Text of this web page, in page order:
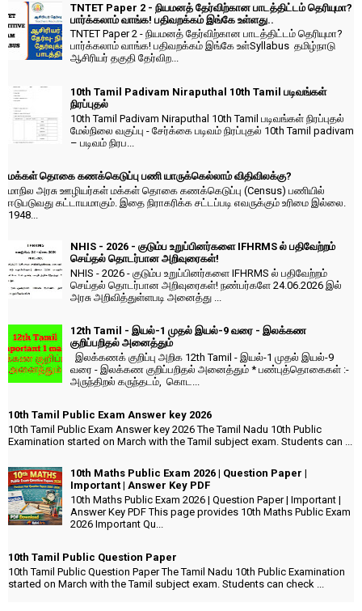
TNTET Paper 2 - நியமனத் தேர்விற்கான பாடத்திட்டம் தெரியுமா?
பார்க்கலாம் வாங்க! பதிவறக்கம் இங்கே உள்ளது..
TNTET Paper 2 - நியமனத் தேர்விற்கான பாடத்திட்டம் தெரியுமா?
பார்க்கலாம் வாங்க! பதிவறக்கம் இங்கே உள்Syllabus தமிழ்நாடு
ஆசிரியர் தகுதி தேர்விற...
10th Tamil Padivam Niraputhal 10th Tamil படிவங்கள்
நிரப்புதல்
10th Tamil Padivam Niraputhal 10th Tamil படிவங்கள் நிரப்புதல்
மேல்நிலை வகுப்பு - சேர்க்கை படிவம் நிரப்புதல் 10th Tamil padivam
– படிவம் நிரப...
மக்கள் தொகை கணக்கெடுப்பு பணி யாருக்கெல்லாம் விதிவிலக்கு?
மாநில அரசு ஊழியர்கள் மக்கள் தொகை கணக்கெடுப்பு (Census) பணியில்
ஈடுபடுவது கட்டாயமாகும். இதை நிராகரிக்க சட்டப்படி எவருக்கும் உரிமை இல்லை.
1948...
NHIS - 2026 - குடும்ப உறுப்பினர்களை IFHRMS ல் பதிவேற்றம்
செய்தல் தொடர்பான அறிவுரைகள்!
NHIS - 2026 - குடும்ப உறுப்பினர்களை IFHRMS ல் பதிவேற்றம்
செய்தல் தொடர்பான அறிவுரைகள்! நண்பர்களே 24.06.2026 இல்
அரசு அறிவித்துள்ளபடி அனைத்து ...
12th Tamil - இயல்-1 முதல் இயல்-9 வரை - இலக்கண
குறிப்பறிதல் அனைத்தும்
இலக்கணக் குறிப்பு அறிக 12th Tamil - இயல்-1 முதல் இயல்-9
வரை - இலக்கண குறிப்பறிதல் அனைத்தும் * பண்புத்தொகைகள் :-
அருந்திறல் கருந்தடம், கொட...
10th Tamil Public Exam Answer key 2026
10th Tamil Public Exam Answer key 2026 The Tamil Nadu 10th Public
Examination started on March with the Tamil subject exam. Students can ...
10th Maths Public Exam 2026 | Question Paper |
Important | Answer Key PDF
10th Maths Public Exam 2026 | Question Paper | Important |
Answer Key PDF This page provides 10th Maths Public Exam
2026 Important Qu...
10th Tamil Public Question Paper
10th Tamil Public Question Paper The Tamil Nadu 10th Public Examination
started on March with the Tamil subject exam. Students can check ...